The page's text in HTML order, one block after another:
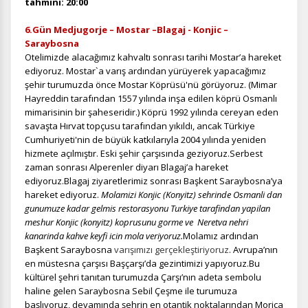
Tercihleri Kaydet
6.Gün Medjugorje – Mostar –Blagaj - Konjic –
Saraybosna
Otelimizde alacağımız kahvaltı sonrası tarihi Mostar’a hareket
ediyoruz. Mostar`a varış ardından yürüyerek yapacağımız
şehir turumuzda önce Mostar Köprüsü'nü görüyoruz. (Mimar
Hayreddin tarafından 1557 yılında inşa edilen köprü Osmanlı
mimarisinin bir şaheseridir.) Köprü 1992 yılında cereyan eden
savaşta Hırvat topçusu tarafından yıkıldı, ancak Türkiye
Cumhuriyeti'nin de büyük katkılarıyla 2004 yılında yeniden
hizmete açılmıştır. Eski şehir çarşısında geziyoruz.Serbest
zaman sonrası Alperenler diyarı Blagaj’a hareket
ediyoruz.Blagaj ziyaretlerimiz sonrası Başkent Saraybosna’ya
hareket ediyoruz. Molamizi Konjic (Konyitz) sehrinde Osmanli dan
gunumuze kadar gelmis restorasyonu Turkiye tarafindan yapilan
meshur Konjic (konyitz) koprusunu gorme ve Neretva nehri
kanarinda kahve keyfi icin mola veriyoruz.Molamız ardından
Başkent Saraybosna varışımızı gerçekleştiriyoruz. Avrupa’nın
en müstesna çarşısı Başçarşı’da gezintimizi yapıyoruz.Bu
kültürel şehri tanıtan turumuzda Çarşı’nın adeta sembolu
haline gelen Saraybosna Sebil Çeşme ile turumuza
başlıyoruz, devamında şehrin en otantik noktalarından Morica